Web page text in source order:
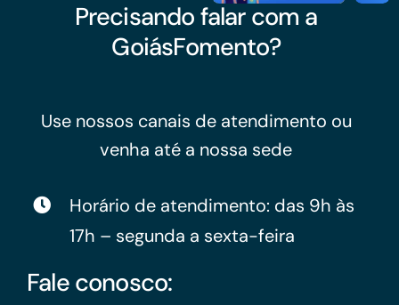
Precisando falar com a
GoiásFomento?
Use nossos canais de atendimento ou
venha até a nossa sede
Horário de atendimento: das 9h às
17h – segunda a sexta-feira
Fale conosco: